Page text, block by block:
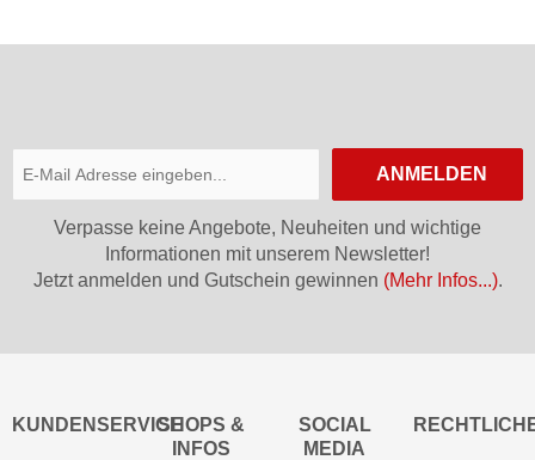
ANMELDEN
Verpasse keine Angebote, Neuheiten und wichtige
Informationen mit unserem Newsletter!
Jetzt anmelden und Gutschein gewinnen (Mehr Infos...).
KUNDENSERVICESHOPS &
INFOS
SOCIAL
MEDIA